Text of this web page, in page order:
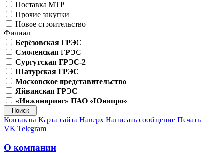
Поставка МТР
Прочие закупки
Новое строительство
Филиал
Берёзовская ГРЭС
Смоленская ГРЭС
Сургутская ГРЭС-2
Шатурская ГРЭС
Московское представительство
Яйвинская ГРЭС
«Инжиниринг» ПАО «Юнипро»
Контакты Карта сайта Наверх Написать сообщение Печать
VK Telegram
О компании